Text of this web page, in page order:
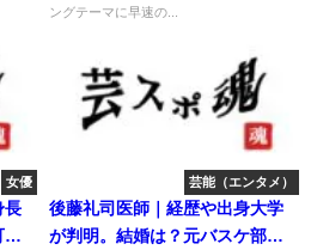
ングテーマに早速の...
女優
長
愛
芸能（エンタメ）
後藤礼司医師｜経歴や出身大学
が判明。結婚は？元バスケ部で